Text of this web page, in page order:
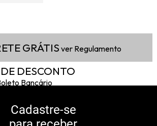
GRÁTIS ver Regulamento
DE DESCONTO
Bancário
5% DE DESCONTO
Cadastre-se